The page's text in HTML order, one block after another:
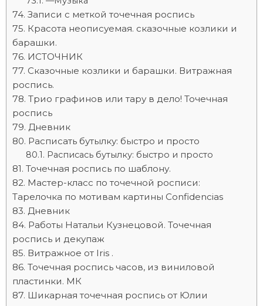
Записи с меткой точечная роспись
Красота неописуемая. сказочные козлики и
барашки.
ИСТОЧНИК
Сказочные козлики и барашки. Витражная
роспись.
Трио графинов или тару в дело! Точечная
роспись
Дневник
Расписать бутылку: быстро и просто
Расписась бутылку: быстро и просто
Точечная роспись по шаблону.
Мастер-класс по точечной росписи:
Тарелочка по мотивам картины Confidencias
Дневник
Работы Натальи Кузнецовой. Точечная
роспись и декупаж
Витражное от Iris .
Точечная роспись часов, из виниловой
пластинки. МК
Шикарная точечная роспись от Юлии